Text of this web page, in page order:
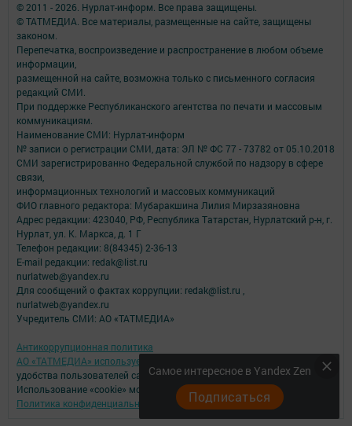
Самое интересное в Yandex Zen
Подписаться
© 2011 - 2026. Нурлат-⁠информ. Все права защищены.
© ТАТМЕДИА. Все материалы, размещенные на сайте, защищены
законом.
Перепечатка, воспроизведение и распространение в любом объеме
информации,
размещенной на сайте, возможна только с письменного согласия
редакций СМИ.
При поддержке Республиканского агентства по печати и массовым
коммуникациям.
Наименование СМИ: Нурлат-⁠информ
№ записи о регистрации СМИ, дата: ЭЛ № ФС 77 -⁠ 73782 от 05.10.2018
СМИ зарегистрированно Федеральной службой по надзору в сфере
связи,
информационных технологий и массовых коммуникаций
ФИО главного редактора: Мубаракшина Лилия Мирзазяновна
Адрес редакции: 423040, РФ, Республика Татарстан, Нурлатский р-н, г.
Нурлат, ул. К. Маркса, д. 1 Г
Телефон редакции: 8(84345) 2-36-13
E-mail редакции: redak@list.ru
nurlatweb@yandex.ru
Для сообщений о фактах коррупции: redak@list.ru ,
nurlatweb@yandex.ru
Учредитель СМИ: АО «ТАТМЕДИА»
Антикоррупционная политика
АО «ТАТМЕДИА» использует «cookie»
для персонализации сервисов и
удобства пользователей сайтом.
Использование «cookie» можно отменить в настройках браузера.
Политика конфиденциальности